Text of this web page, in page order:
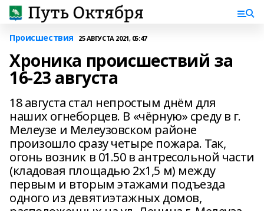
Происшествия 25 АВГУСТА 2021, 05:47
Хроника происшествий за
16-23 августа
18 августа стал непростым днём для
наших огнеборцев. В «чёрную» среду в г.
Мелеузе и Мелеузовском районе
произошло сразу четыре пожара. Так,
огонь возник в 01.50 в антресольной части
(кладовая площадью 2х1,5 м) между
первым и вторым этажами подъезда
одного из девятиэтажных домов,